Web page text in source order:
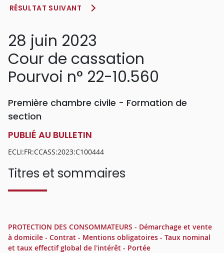
RÉSULTAT SUIVANT
28 juin 2023
Cour de cassation
Pourvoi n° 22-10.560
Première chambre civile - Formation de
section
PUBLIÉ AU BULLETIN
ECLI:FR:CCASS:2023:C100444
Titres et sommaires
PROTECTION DES CONSOMMATEURS - Démarchage et vente
à domicile - Contrat - Mentions obligatoires - Taux nominal
et taux effectif global de l'intérêt - Portée